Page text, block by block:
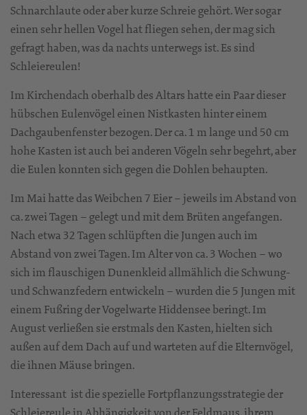
Schnarchlaute oder aber kurze Schreie gehört. Wer sogar
einen sehr hellen Vogel hat fliegen sehen, der mag sich
gefragt haben, was da nachts unterwegs ist. Es sind
Schleiereulen!
Im Kirchendach oberhalb des Altars hatte ein Paar dieser
hübschen Eulenvögel einen Nistkasten hinter einem
Dachgaubenfenster bezogen. Der ca. 1 m lange und 50 cm
hohe Kasten ist auch bei anderen Vögeln sehr begehrt, aber
die Eulen konnten sich gegen die Dohlen behaupten.
Im Mai hatte das Weibchen 7 Eier – jeweils im Abstand von
ca. zwei Tagen – gelegt und mit dem Brüten angefangen.
Nach etwa 32 Tagen schlüpften die Jungen auch im
Abstand von zwei Tagen. Im Alter von ca. 3 Wochen – wo
sich im flauschigen Dunenkleid allmählich die Schwung-
und Schwanzfedern entwickeln – wurden die 5 Jungen mit
einem Fußring der Vogelwarte Hiddensee beringt. Im
August verließen sie erstmals den Kasten, hielten sich
außen auf dem Dach auf und warteten auf die Elternvögel,
die ihnen Mäuse bringen.
Interessant ist die spezielle Fortpflanzungsstrategie der
Schleiereule in Abhängigkeit von der Feldmaus, ihrem